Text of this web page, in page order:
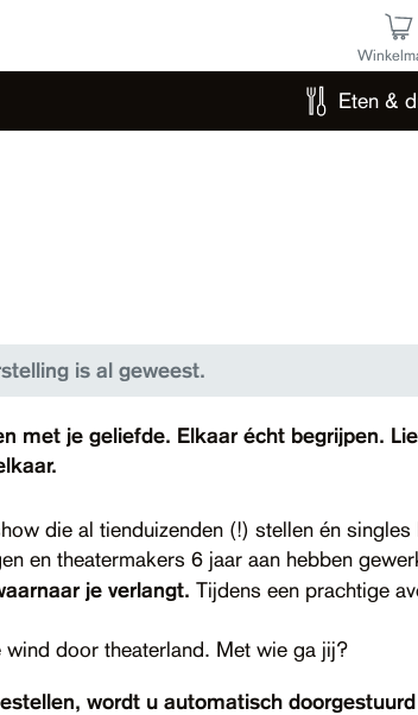
Eten &
is al geweest.
met je geliefde. Elkaar écht begrijpen.
die al tienduizenden (!) stellen én singles
en theatermakers 6 jaar aan hebben
je verlangt. Tijdens een prachtige
door theaterland. Met wie ga jij?
wordt u automatisch